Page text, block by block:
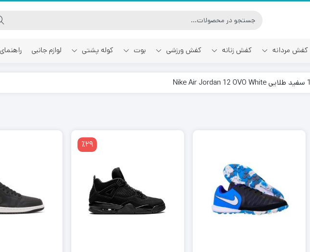
آدیداس آفوایت
کفش مردانه کفش زنانه کفش ورزشی بوت کوله پشتی لوازم جانبی
٪29